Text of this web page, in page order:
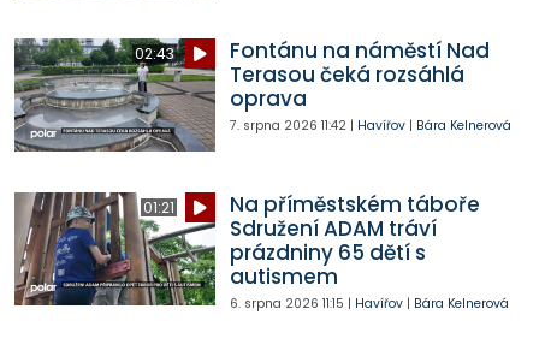
02:43
Fontánu na náměstí Nad
Terasou čeká rozsáhlá
oprava
7. srpna 2026 11:42| Havířov| Bára Kelnerová
01:21
Na příměstském táboře
Sdružení ADAM tráví
prázdniny 65 dětí s
autismem
6. srpna 2026 11:15 | Havířov| Bára Kelnerová